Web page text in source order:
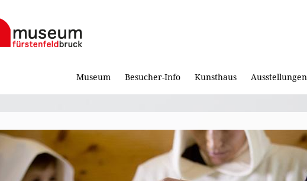
Museum Besucher-Info Kunsthaus Ausstellungen